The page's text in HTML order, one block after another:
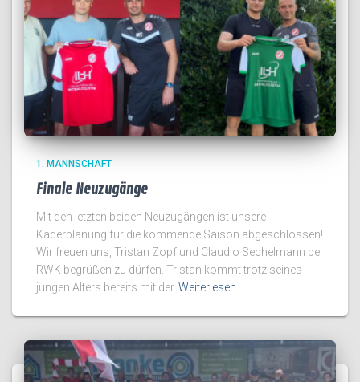
1. MANNSCHAFT
Finale Neuzugänge
Mit den letzten beiden Neuzugängen ist unsere
Kaderplanung für die kommende Saison abgeschlossen!
Wir freuen uns, Tristan Zopf und Claudio Sechelmann bei
RWK begrüßen zu dürfen. Tristan kommt trotz seines
jungen Alters bereits mit der Weiterlesen